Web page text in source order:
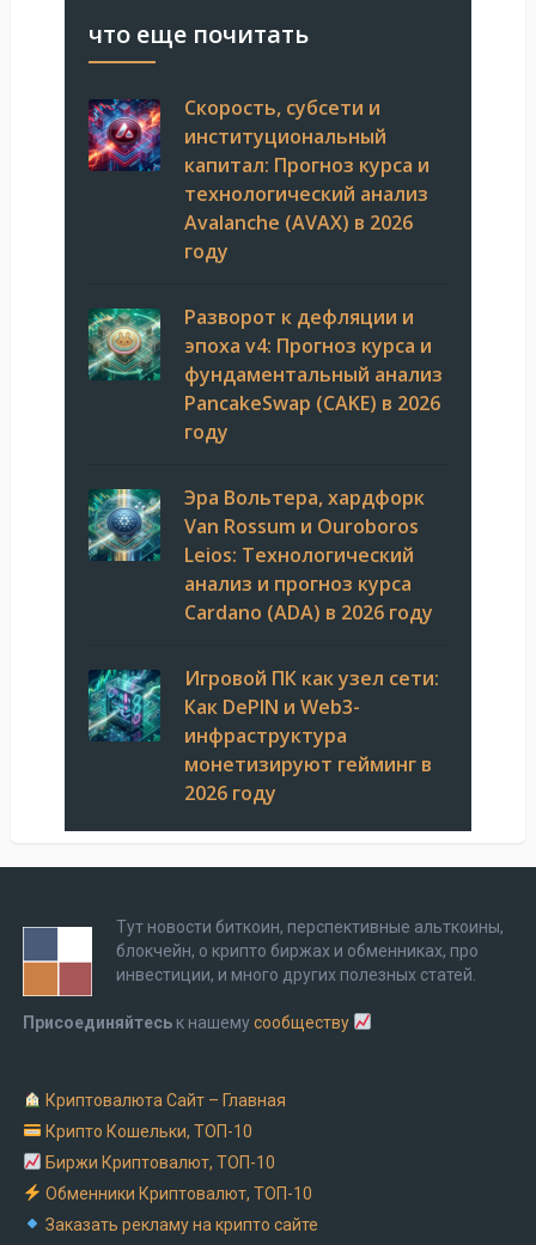
что еще почитать
Скорость, субсети и
институциональный
капитал: Прогноз курса и
технологический анализ
Avalanche (AVAX) в 2026
году
Разворот к дефляции и
эпоха v4: Прогноз курса и
фундаментальный анализ
PancakeSwap (CAKE) в 2026
году
Эра Вольтера, хардфорк
Van Rossum и Ouroboros
Leios: Технологический
анализ и прогноз курса
Cardano (ADA) в 2026 году
Игровой ПК как узел сети:
Как DePIN и Web3-
инфраструктура
монетизируют гейминг в
2026 году
Тут новости биткоин, перспективные альткоины,
блокчейн, о крипто биржах и обменниках, про
инвестиции, и много других полезных статей.
Присоединяйтесь к нашемусообществу
Криптовалюта Cайт – Главная
Крипто Кошельки, ТОП-10
Биржи Криптовалют, ТОП-10
Обменники Криптовалют, ТОП-10
Заказать рекламу на крипто сайте